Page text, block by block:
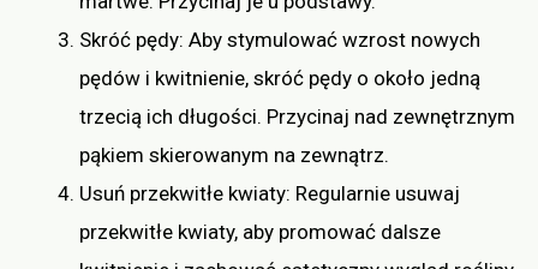
Skróć pędy: Aby stymulować wzrost nowych
pędów i kwitnienie, skróć pędy o około jedną
trzecią ich długości. Przycinaj nad zewnętrznym
pąkiem skierowanym na zewnątrz.
Usuń przekwitłe kwiaty: Regularnie usuwaj
przekwitłe kwiaty, aby promować dalsze